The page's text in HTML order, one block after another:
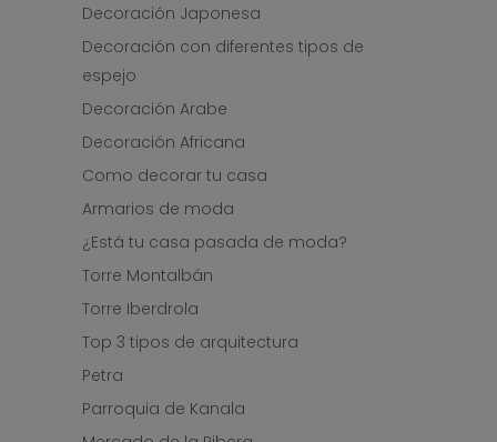
Decoración Japonesa
Decoración con diferentes tipos de
espejo
Decoración Arabe
Decoración Africana
Como decorar tu casa
Armarios de moda
¿Está tu casa pasada de moda?
Torre Montalbán
Torre Iberdrola
Top 3 tipos de arquitectura
Petra
Parroquia de Kanala